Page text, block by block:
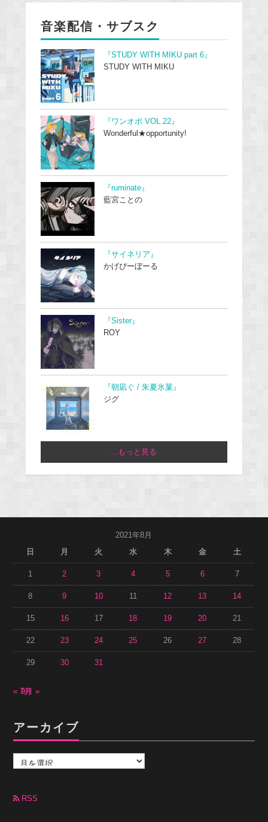
音楽配信・サブスク
『STUDY WITH MIKU part 6』
STUDY WITH MIKU
『ワンオポ VOL.22』
Wonderful★opportunity!
『ruminate』
藍宮ことの
『サイネリア』
かげぴーぼーる
『Sister』
ROY
『朝凪ぐ / 朱夏氷菓』
ジグ
...もっと見る
2021年8月
日
月 火 水 木 金 土
1 2 3 4 5 6 7
8 9 10 11 12 13 14
15 16 17 18 19 20 21
22 23 24 25 26 27 28
29 30 31
« 7月9月 »
アーカイブ
カ
ブ RSS